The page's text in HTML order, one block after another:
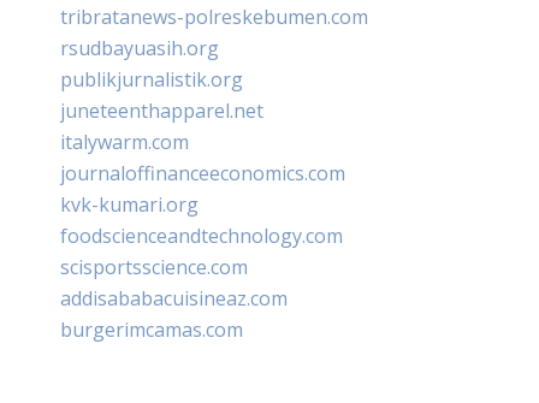
tribratanews-polreskebumen.com
rsudbayuasih.org
publikjurnalistik.org
juneteenthapparel.net
italywarm.com
journaloffinanceeconomics.com
kvk-kumari.org
foodscienceandtechnology.com
scisportsscience.com
addisababacuisineaz.com
burgerimcamas.com